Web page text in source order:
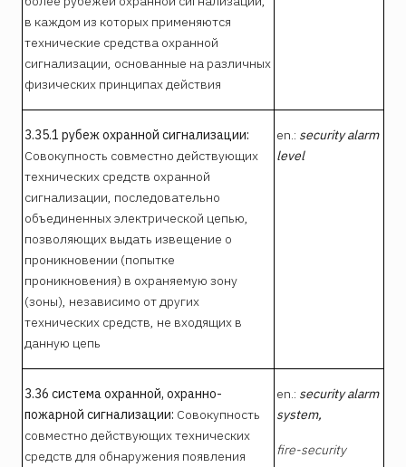
в каждом из которых применяются
технические средства охранной
сигнализации, основанные на различных
физических принципах действия
3.35.1 рубеж охранной сигнализации:
Совокупность совместно действующих
технических средств охранной
сигнализации, последовательно
объединенных электрической цепью,
позволяющих выдать извещение о
проникновении (попытке
проникновения) в охраняемую зону
(зоны), независимо от других
технических средств, не входящих в
данную цепь
en.: security alarm
level
3.36 система охранной, охранно-
пожарной сигнализации: Совокупность
совместно действующих технических
средств для обнаружения появления
en.: security alarm
system,
fire-security